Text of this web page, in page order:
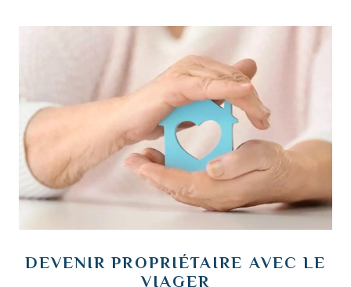
DEVENIR PROPRIÉTAIRE AVECLE
VIAGER